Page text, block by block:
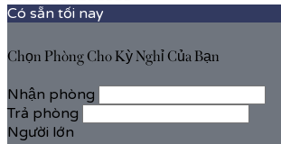
Có sẵn tối nay
Chọn Phòng Cho Kỳ Nghỉ Của Bạn
Nhận phòng
Trả phòng
Người lớn